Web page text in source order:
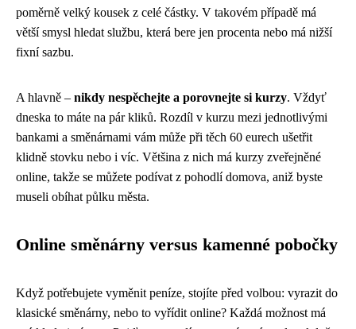
poměrně velký kousek z celé částky. V takovém případě má
větší smysl hledat službu, která bere jen procenta nebo má nižší
fixní sazbu.
A hlavně – nikdy nespěchejte a porovnejte si kurzy. Vždyť
dneska to máte na pár kliků. Rozdíl v kurzu mezi jednotlivými
bankami a směnárnami vám může při těch 60 eurech ušetřit
klidně stovku nebo i víc. Většina z nich má kurzy zveřejněné
online, takže se můžete podívat z pohodlí domova, aniž byste
museli obíhat půlku města.
Online směnárny versus kamenné pobočky
Když potřebujete vyměnit peníze, stojíte před volbou: vyrazit do
klasické směnárny, nebo to vyřídit online? Každá možnost má